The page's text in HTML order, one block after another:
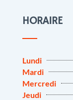
HORAIRE
Lundi
Mardi
Mercredi
Jeudi